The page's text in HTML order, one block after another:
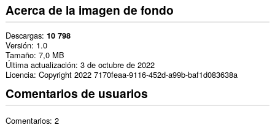
Acerca de la imagen de fondo
Descargas 10 798
Versión 1.0
Tamaño 7,0 MB
Última actualización 3 de octubre de 2022
Licencia Copyright 2022 7170feaa-9116-452d-a99b-baf1d083638a
Comentarios de usuarios
Comentarios: 2